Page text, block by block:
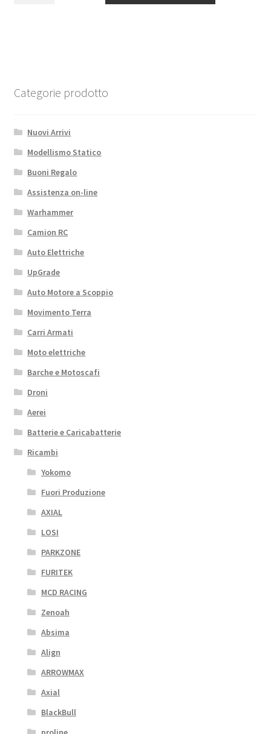
Categorie prodotto
Nuovi Arrivi
Modellismo Statico
Buoni Regalo
Assistenza on-line
Warhammer
Camion RC
Auto Elettriche
UpGrade
Auto Motore a Scoppio
Movimento Terra
Carri Armati
Moto elettriche
Barche e Motoscafi
Droni
Aerei
Batterie e Caricabatterie
Ricambi
Yokomo
Fuori Produzione
AXIAL
LOSI
PARKZONE
FURITEK
MCD RACING
Zenoah
Absima
Align
ARROWMAX
Axial
BlackBull